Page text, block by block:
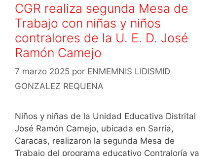
CGR realiza segunda Mesa de
Trabajo con niñas y niños
contralores de la U. E. D. José
Ramón Camejo
7 marzo 2025 por ENMEMNIS LIDISMID
GONZALEZ REQUENA
Niños y niñas de la Unidad Educativa Distrital
José Ramón Camejo, ubicada en Sarría,
Caracas, realizaron la segunda Mesa de
Trabajo del programa educativo Contraloría va